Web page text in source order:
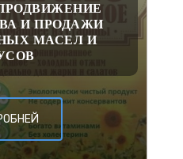
И ПРОДАЖИ
МАСЕЛ И